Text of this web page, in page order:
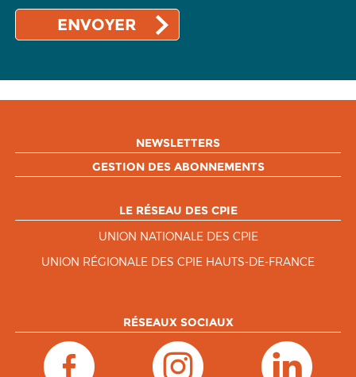
NEWSLETTERS
GESTION DES ABONNEMENTS
LE RÉSEAU DES CPIE
UNION NATIONALE DES CPIE
UNION RÉGIONALE DES CPIE HAUTS-DE-FRANCE
RÉSEAUX SOCIAUX